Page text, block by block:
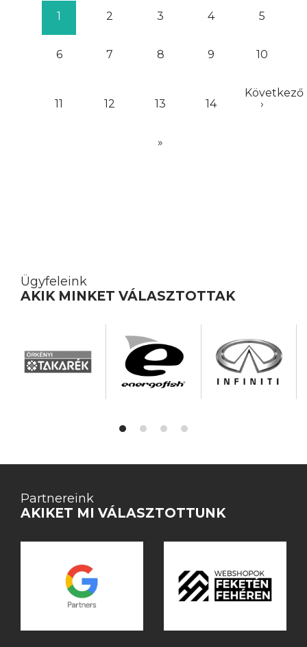
1 2 3 4 5
6 7 8 9 10
11 12 13 14
Következő
›
»
Ügyfeleink
AKIK MINKET VÁLASZTOTTAK
Partnereink
AKIKET MI VÁLASZTOTTUNK